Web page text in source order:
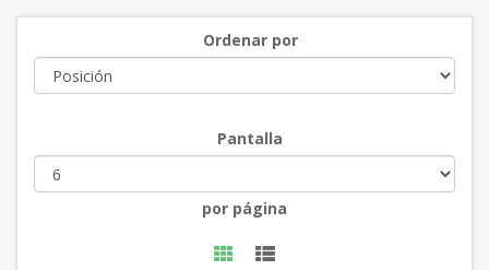
Ordenar por
Pantalla
por página